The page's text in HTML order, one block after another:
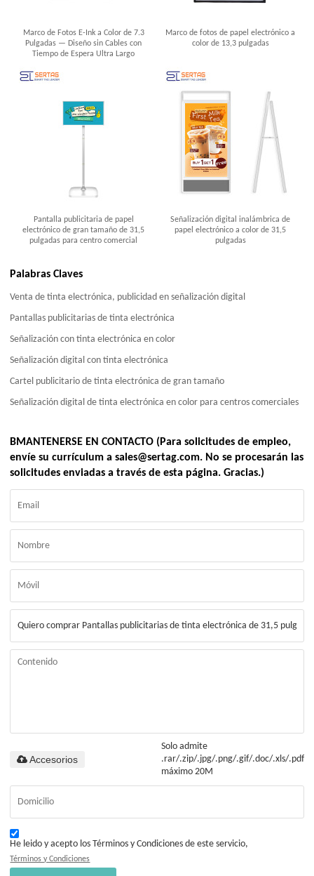
Marco de Fotos E-Ink a Color de 7.3
Pulgadas — Diseño sin Cables con
Tiempo de Espera Ultra Largo
Marco de fotos de papel electrónico a
color de 13,3 pulgadas
Pantalla publicitaria de papel
electrónico de gran tamaño de 31,5
pulgadas para centro comercial
Señalización digital inalámbrica de
papel electrónico a color de 31,5
pulgadas
Palabras Claves
Venta de tinta electrónica, publicidad en señalización digital
Pantallas publicitarias de tinta electrónica
Señalización con tinta electrónica en color
Señalización digital con tinta electrónica
Cartel publicitario de tinta electrónica de gran tamaño
Señalización digital de tinta electrónica en color para centros comerciales
BMANTENERSE EN CONTACTO (Para solicitudes de empleo,
envíe su currículum a sales@sertag.com. No se procesarán las
solicitudes enviadas a través de esta página. Gracias.)
Solo admite
.rar/.zip/.jpg/.png/.gif/.doc/.xls/.pdf,
máximo 20M
Accesorios
He leido y acepto los Términos y Condiciones de este servicio,
Términos y Condiciones